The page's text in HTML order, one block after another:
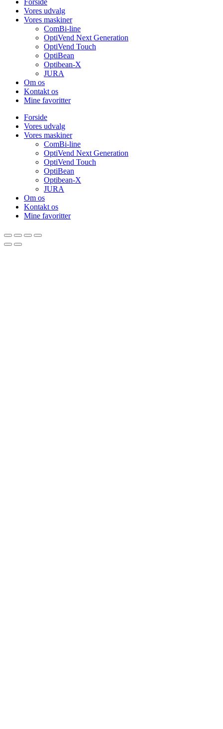
Vores udvalg
Vores maskiner
ComBi-line
OptiVend Next Generation
OptiVend Touch
OptiBean
Optibean-X
JURA
Om os
Kontakt os
Mine favoritter
Forside
Vores udvalg
Vores maskiner
ComBi-line
OptiVend Next Generation
OptiVend Touch
OptiBean
Optibean-X
JURA
Om os
Kontakt os
Mine favoritter